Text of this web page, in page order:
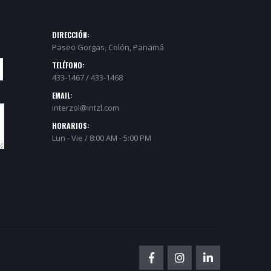
DIRECCIÓN:
Paseo Gorgas, Colón, Panamá
TELÉFONO:
433-1467 / 433-1468
EMAIL:
interzol@intzl.com
HORARIOS:
Lun - Vie / 8:00 AM - 5:00 PM